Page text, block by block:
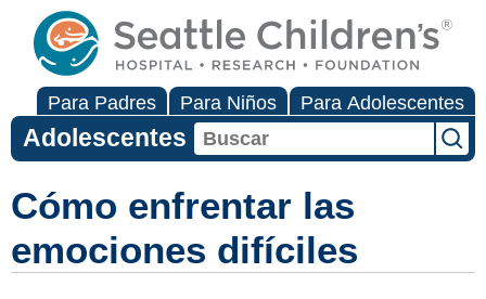
Para Padres Para Niños Para Adolescentes
Adolescentes
Cómo enfrentar las
emociones difíciles